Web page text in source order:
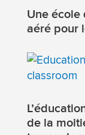
Une école
aéré pour
de la